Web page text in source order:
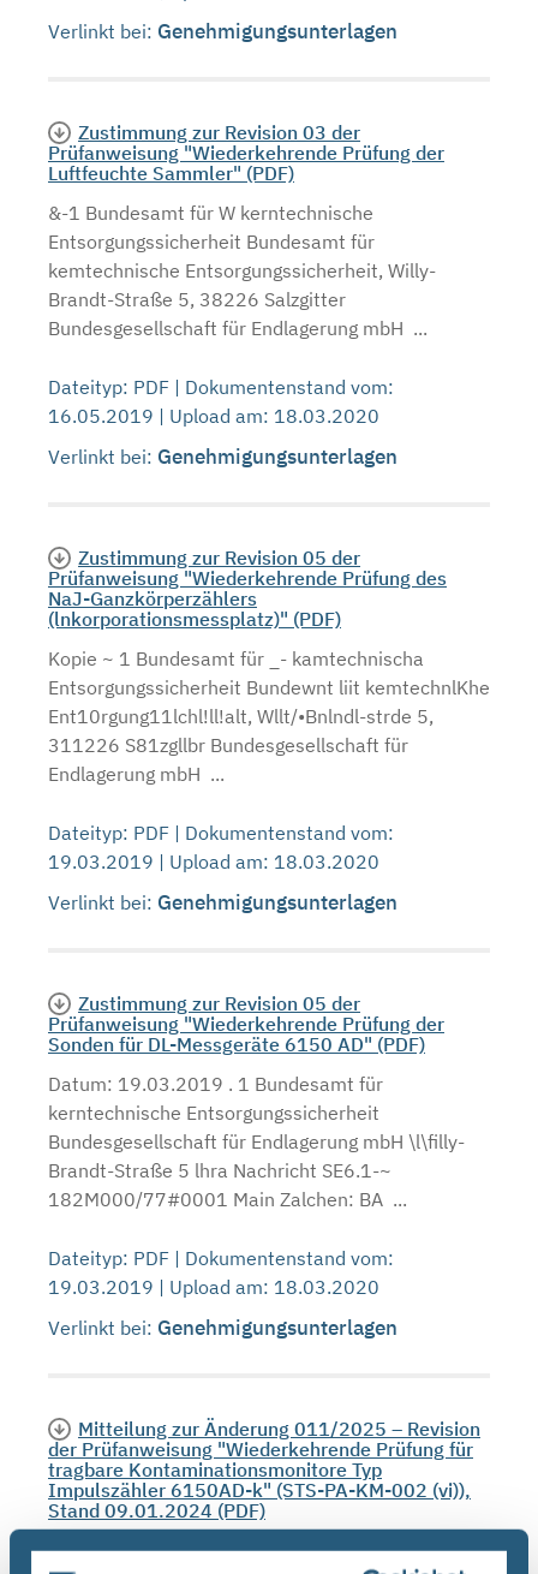
Verlinkt bei: Genehmigungsunterlagen
Zustimmung zur Revision 03 der
Prüfanweisung "Wiederkehrende Prüfung der
Luftfeuchte Sammler" (PDF)
&-1 Bundesamt für W kerntechnische
Entsorgungssicherheit Bundesamt für
kemtechnische Entsorgungssicherheit, Willy-
Brandt-Straße 5, 38226 Salzgitter
Bundesgesellschaft für Endlagerung mbH ...
Dateityp: PDF | Dokumentenstand vom:
16.05.2019 | Upload am: 18.03.2020
Verlinkt bei: Genehmigungsunterlagen
Zustimmung zur Revision 05 der
Prüfanweisung "Wiederkehrende Prüfung des
NaJ-Ganzkörperzählers
(lnkorporationsmessplatz)" (PDF)
Kopie ~ 1 Bundesamt für _- kamtechnischa
Entsorgungssicherheit Bundewnt liit kemtechnlKhe
Ent10rgung11lchl!ll!alt, Wllt/•Bnlndl-strde 5,
311226 S81zgllbr Bundesgesellschaft für
Endlagerung mbH ...
Dateityp: PDF | Dokumentenstand vom:
19.03.2019 | Upload am: 18.03.2020
Verlinkt bei: Genehmigungsunterlagen
Zustimmung zur Revision 05 der
Prüfanweisung "Wiederkehrende Prüfung der
Sonden für DL-Messgeräte 6150 AD" (PDF)
Datum: 19.03.2019 . 1 Bundesamt für
kerntechnische Entsorgungssicherheit
Bundesgesellschaft für Endlagerung mbH \l\filly-
Brandt-Straße 5 lhra Nachricht SE6.1-~
182M000/77#0001 Main Zalchen: BA ...
Dateityp: PDF | Dokumentenstand vom:
19.03.2019 | Upload am: 18.03.2020
Verlinkt bei: Genehmigungsunterlagen
Mitteilung zur Änderung 011/2025 – Revision
der Prüfanweisung "Wiederkehrende Prüfung für
tragbare Kontaminationsmonitore Typ
Impulszähler 6150AD-k" (STS-PA-KM-002 (vi)),
Stand 09.01.2024 (PDF)
Bundesamt für die Sicherheit der nuklearen